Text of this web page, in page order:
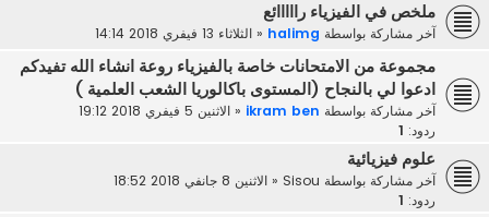
ملخص في الفيزياء رااااائع
آخر مشاركة بواسطة halimg
« الثلاثاء 13 فيفري 2018 14:14
مجموعة من الامتحانات خاصة بالفيزياء روعة انشاء الله تفيدكم
ادعوا لي بالنجاح (المستوى باكالوريا الشعب العلمية )
آخر مشاركة بواسطة ikram ben
« الاثنين 5 فيفري 2018 19:12
ردود:
علوم فيزيائية
آخر مشاركة بواسطة Sisou
« الاثنين 8 جانفي 2018 18:52
ردود: